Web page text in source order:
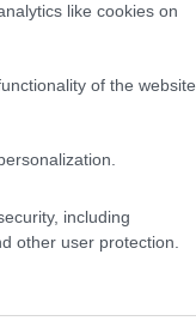
like cookies on
of the website
including
other user protection.